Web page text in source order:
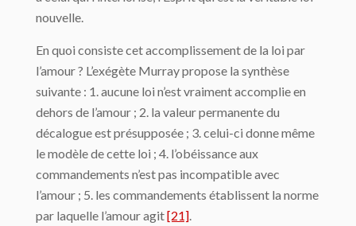
nouvelle.
En quoi consiste cet accomplissement de la loi par
l’amour ? L’exégète Murray propose la synthèse
suivante : 1. aucune loi n’est vraiment accomplie en
dehors de l’amour ; 2. la valeur permanente du
décalogue est présupposée ; 3. celui-ci donne même
le modèle de cette loi ; 4. l’obéissance aux
commandements n’est pas incompatible avec
l’amour ; 5. les commandements établissent la norme
par laquelle l’amour agit[21].